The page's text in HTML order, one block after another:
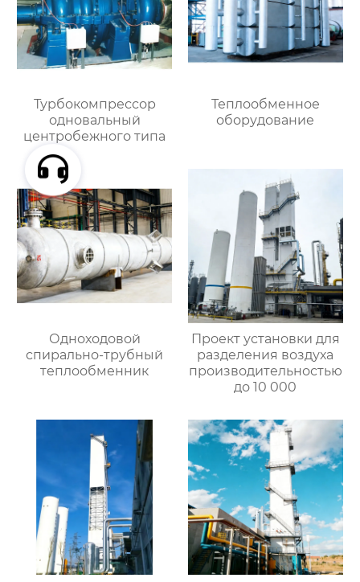
Турбокомпрессор
одновальный
центробежного типа
Теплообменное
оборудование
Одноходовой
спирально-трубный
теплообменник
Проект установки для
разделения воздуха
производительностью
до 10 000